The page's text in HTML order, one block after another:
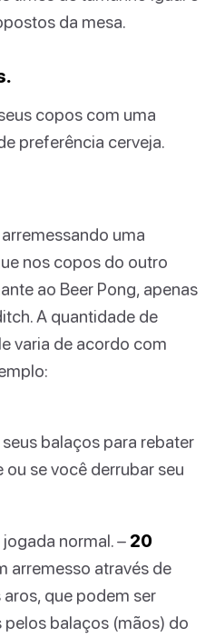
da mesa.
copos com uma
preferência cerveja.
uma
nos copos do outro
ao Beer Pong, apenas
A quantidade de
varia de acordo com
seus balaços para rebater
se você derrubar seu
jogada normal. – 20
arremesso através de
que podem ser
balaços (mãos) do